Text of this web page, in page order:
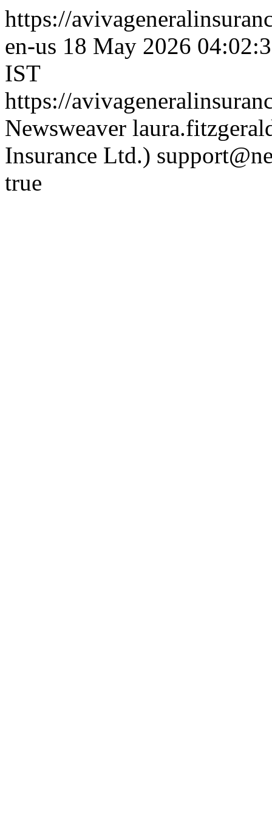
https://
en-us 18 May 2026
IST
https://
Newsweaver
Insurance Ltd.)
true